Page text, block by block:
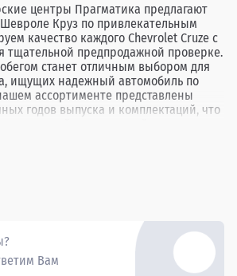
центры Прагматика предлагают
Круз по привлекательным
качество каждого Chevrolet Cruze с
тщательной предпродажной проверке.
станет отличным выбором для
ищущих надежный автомобиль по
ассортименте представлены
годов выпуска и комплектаций, что
Chevrolet Cruze в
— это возможность приобрести
Вам